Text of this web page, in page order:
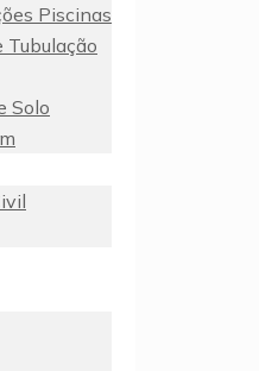
Piscinas
Tubulação
Solo